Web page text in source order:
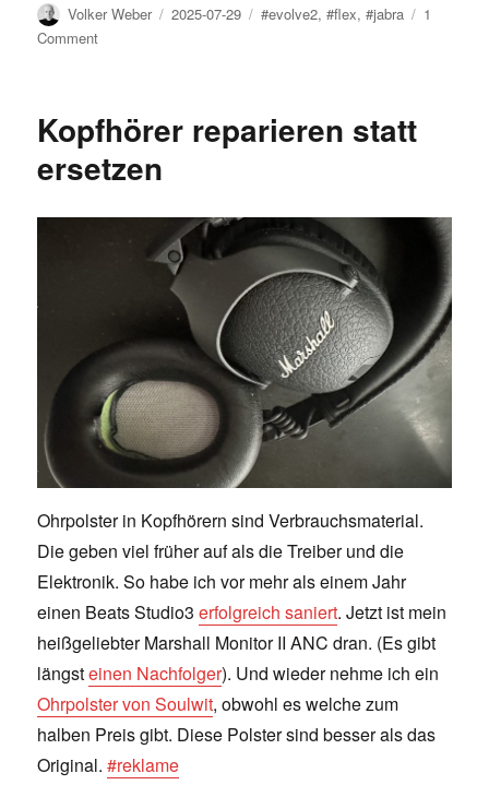
Author
Volker Weber
Posted
2025-07-29 Tags
#evolve2,#flex,#jabra
1
Commenton
Jabra
65
Kopfhörer reparieren statt
ersetzen
Ohrpolster in Kopfhörern sind Verbrauchsmaterial.
Die geben viel früher auf als die Treiber und die
Elektronik. So habe ich vor mehr als einem Jahr
einen Beats Studio3erfolgreich saniert. Jetzt ist mein
heißgeliebter Marshall Monitor II ANC dran. (Es gibt
längsteinen Nachfolger). Und wieder nehme ich ein
Ohrpolster von Soulwit, obwohl es welche zum
halben Preis gibt. Diese Polster sind besser als das
Original.#reklame